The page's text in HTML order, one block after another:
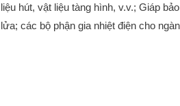
liệu hút, vật liệu tàng hình, v.v.; Giáp
lửa; các bộ phận gia nhiệt điện cho